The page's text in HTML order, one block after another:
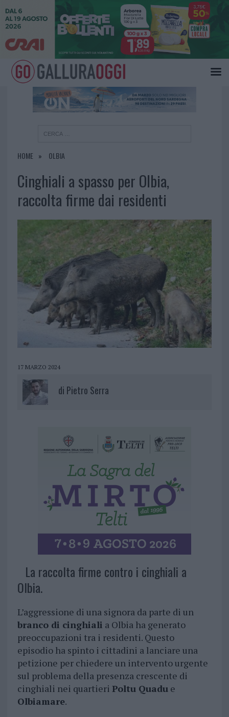
HOME OLBIA
Cinghiali a spasso per Olbia,
raccolta firme dai residenti
17 MARZO 2024
di Pietro Serra
La raccolta firme contro i cinghiali a
Olbia.
L’aggressione di una signora da parte di un
branco di cinghiali a Olbia ha generato
preoccupazioni tra i residenti. Questo
episodio ha spinto i cittadini a lanciare una
petizione per chiedere un intervento urgente
sul problema della presenza crescente di
cinghiali nei quartieri Poltu Quadue
Olbiamare.
×